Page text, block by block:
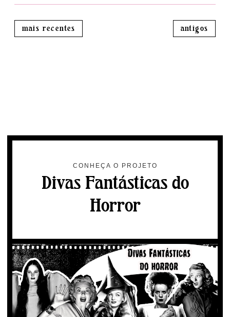
mais recentes antigos
CONHEÇA O PROJETO
Divas Fantásticas do
Horror